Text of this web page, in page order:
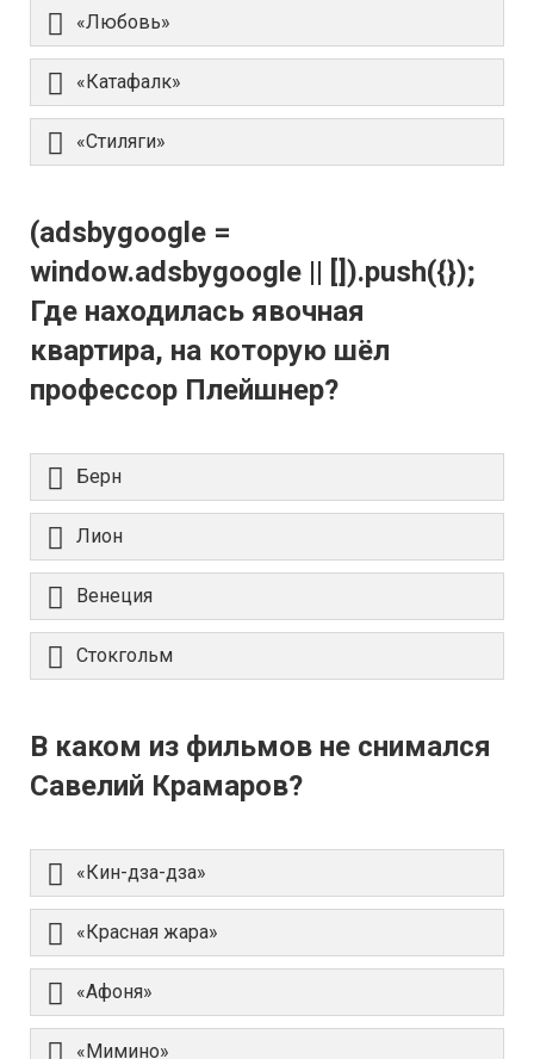
«Любовь»
«Катафалк»
«Стиляги»
(adsbygoogle =
window.adsbygoogle || []).push({});
Где находилась явочная
квартира, на которую шёл
профессор Плейшнер?
Берн
Лион
Венеция
Стокгольм
В каком из фильмов не снимался
Савелий Крамаров?
«Кин-дза-дза»
«Красная жара»
«Афоня»
«Мимино»